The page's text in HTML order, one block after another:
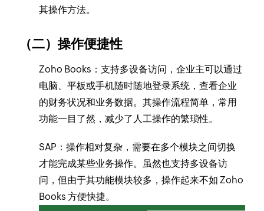
其操作方法。
（二）操作便捷性
Zoho Books：支持多设备访问，企业主可以通过
电脑、平板或手机随时随地登录系统，查看企业
的财务状况和业务数据。其操作流程简单，常用
功能一目了然，减少了人工操作的繁琐性。
SAP：操作相对复杂，需要在多个模块之间切换
才能完成某些业务操作。虽然也支持多设备访
问，但由于其功能模块较多，操作起来不如 Zoho
Books 方便快捷。